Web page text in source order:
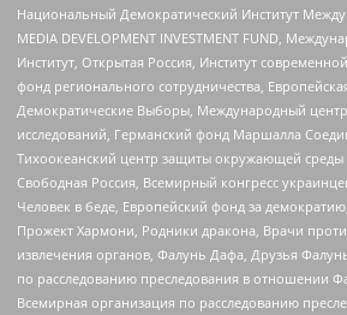
Национальный Демократический Институт
MEDIA DEVELOPMENT INVESTMENT FUND,
Институт, Открытая Россия, Институт
фонд регионального сотрудничества,
Демократические Выборы, Международный
исследований, Германский фонд Маршалла
Тихоокеанский центр защиты окружающей среды
Свободная Россия, Всемирный конгресс
Человек в беде, Европейский фонд за
Прожект Хармони, Родники дракона, Врачи
извлечения органов, Фалунь Дафа, Друзья
по расследованию преследования в отношении
Всемирная организация по расследованию